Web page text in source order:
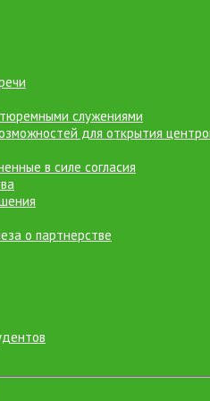
служениями
для открытия
в силе согласия
о партнерстве